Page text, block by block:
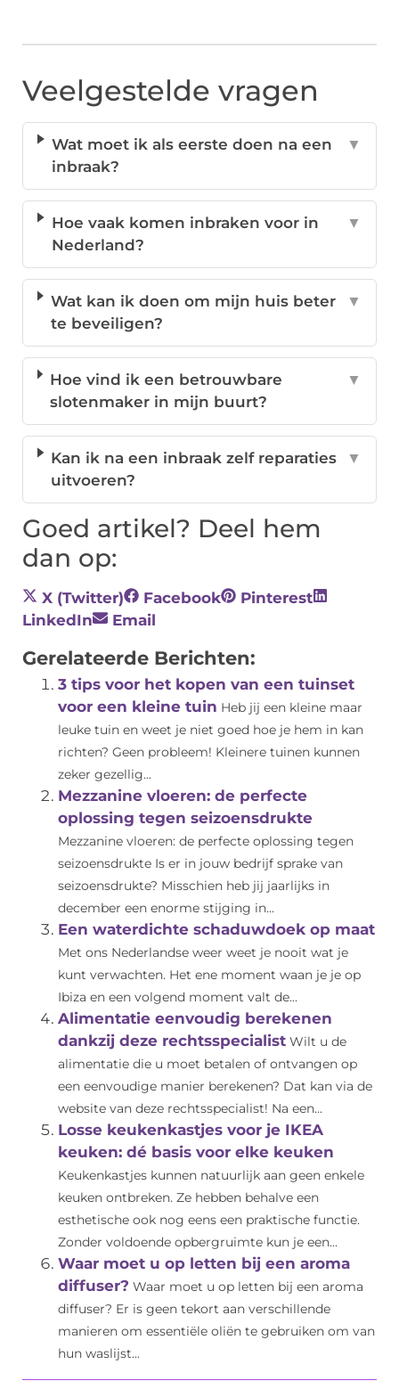
Veelgestelde vragen
Wat moet ik als eerste doen na een
inbraak?
▼
Hoe vaak komen inbraken voor in
Nederland?
▼
Wat kan ik doen om mijn huis beter
te beveiligen?
▼
Hoe vind ik een betrouwbare
slotenmaker in mijn buurt?
▼
Kan ik na een inbraak zelf reparaties
uitvoeren?
▼
Goed artikel? Deel hem
dan op:
X (Twitter) Facebook
Pinterest
LinkedIn
Email
Gerelateerde Berichten:
3 tips voor het kopen van een tuinset
voor een kleine tuin Heb jij een kleine maar
leuke tuin en weet je niet goed hoe je hem in kan
richten? Geen probleem! Kleinere tuinen kunnen
zeker gezellig...
Mezzanine vloeren: de perfecte
oplossing tegen seizoensdrukte
Mezzanine vloeren: de perfecte oplossing tegen
seizoensdrukte Is er in jouw bedrijf sprake van
seizoensdrukte? Misschien heb jij jaarlijks in
december een enorme stijging in...
Een waterdichte schaduwdoek op maat
Met ons Nederlandse weer weet je nooit wat je
kunt verwachten. Het ene moment waan je je op
Ibiza en een volgend moment valt de...
Alimentatie eenvoudig berekenen
dankzij deze rechtsspecialist Wilt u de
alimentatie die u moet betalen of ontvangen op
een eenvoudige manier berekenen? Dat kan via de
website van deze rechtsspecialist! Na een...
Losse keukenkastjes voor je IKEA
keuken: dé basis voor elke keuken
Keukenkastjes kunnen natuurlijk aan geen enkele
keuken ontbreken. Ze hebben behalve een
esthetische ook nog eens een praktische functie.
Zonder voldoende opbergruimte kun je een...
Waar moet u op letten bij een aroma
diffuser? Waar moet u op letten bij een aroma
diffuser? Er is geen tekort aan verschillende
manieren om essentiële oliën te gebruiken om van
hun waslijst...